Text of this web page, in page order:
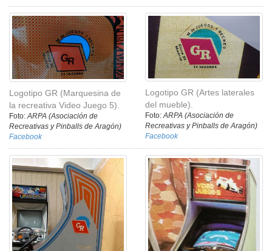
Logotipo GR (Marquesina de
la recreativa Video Juego 5).
Foto:ARPA (Asociación de
Recreativas y Pinballs de Aragón)
Facebook
Logotipo GR (Artes laterales
del mueble).
Foto:ARPA (Asociación de
Recreativas y Pinballs de Aragón)
Facebook